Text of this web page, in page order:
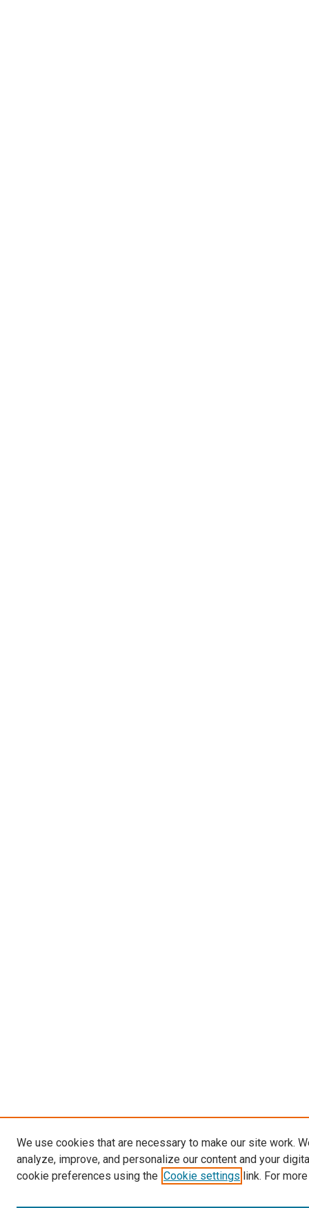
We use cookies that are necessary to make our site work.
analyze, improve, and personalize our content and your
cookie preferences using the Cookie settings link. For